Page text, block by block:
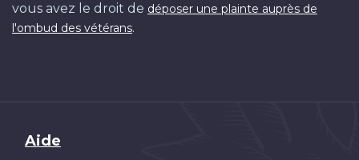
vous avez le droit de déposer une plainte auprès de
l'ombud des vétérans.
Brand
Aide